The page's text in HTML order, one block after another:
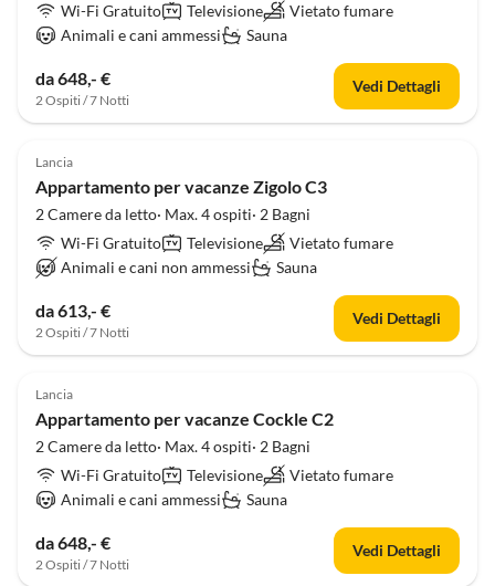
Wi-Fi Gratuito
Televisione
Vietato fumare
Animali e cani ammessi
Sauna
da 648,- €
2 Ospiti / 7 Notti
Vedi Dettagli
Lancia
Appartamento per vacanze Zigolo C3
2 Camere da letto· Max. 4 ospiti· 2 Bagni
Wi-Fi Gratuito
Televisione
Vietato fumare
Animali e cani non ammessi
Sauna
da 613,- €
2 Ospiti / 7 Notti
Vedi Dettagli
Lancia
Appartamento per vacanze Cockle C2
2 Camere da letto· Max. 4 ospiti· 2 Bagni
Wi-Fi Gratuito
Televisione
Vietato fumare
Animali e cani ammessi
Sauna
da 648,- €
2 Ospiti / 7 Notti
Vedi Dettagli